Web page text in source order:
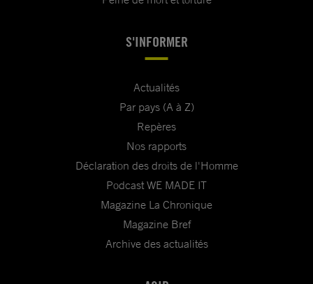
S'INFORMER
Actualités
Par pays (A à Z)
Repères
Nos rapports
Déclaration des droits de l'Homme
Podcast WE MADE IT
Magazine La Chronique
Magazine Bref
Archive des actualités